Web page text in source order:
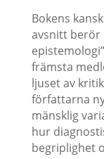
Bokens
avsnitt berör
främsta
ljuset av
författarna
mänsklig
hur
begriplighet